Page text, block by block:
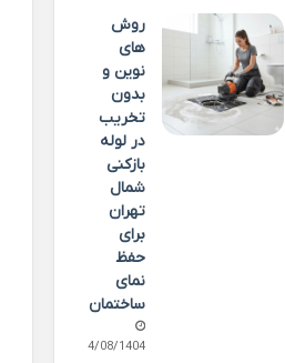
روش
های
نوین و
بدون
تخریب
در لوله
بازکنی
شمال
تهران
برای
حفظ
نمای
ساختمان
24/08/1404